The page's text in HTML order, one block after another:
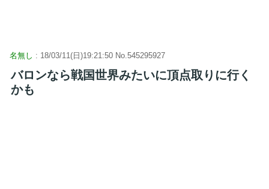
名無し : 18/03/11(日)19:21:50 No.545295927
バロンなら戦国世界みたいに頂点取りに行く
かも